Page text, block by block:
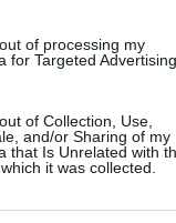
of processing my
for Targeted Advertising.
of Collection, Use,
and/or Sharing of my
that Is Unrelated with
it was collected.
leggere